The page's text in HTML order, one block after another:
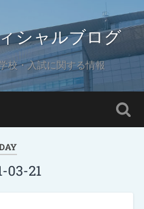
シャルブログ
校・入試に関する情報
03-21